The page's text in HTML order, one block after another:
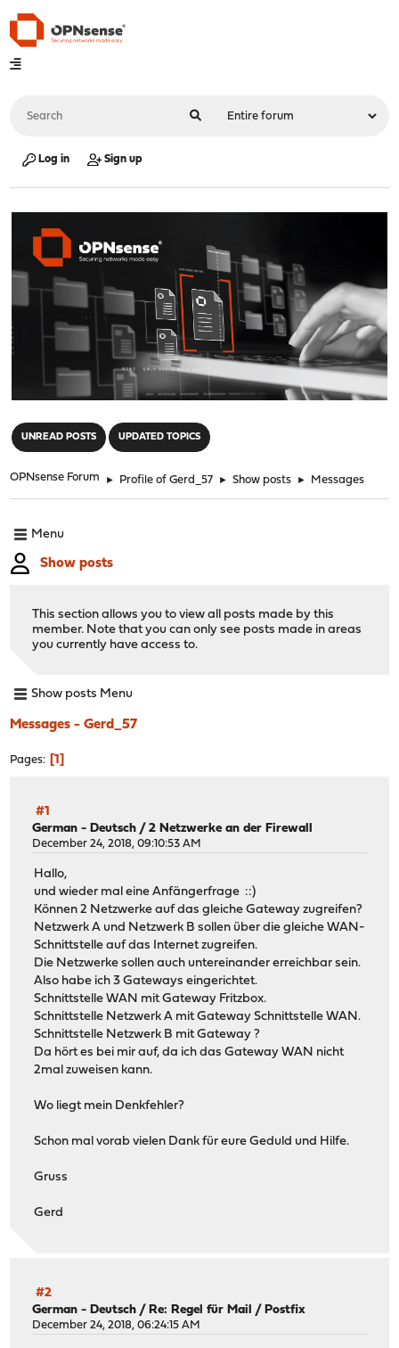
Log in Sign up
UNREAD POSTS UPDATED TOPICS
OPNsense Forum ► Profile of Gerd_57 ► Show posts ► Messages
Menu
Show posts
This section allows you to view all posts made by this
member. Note that you can only see posts made in areas
you currently have access to.
Show posts Menu
Messages - Gerd_57
Pages 1
#1
German - Deutsch /2 Netzwerke an der Firewall
December 24, 2018, 09:10:53 AM
Hallo,
und wieder mal eine Anfängerfrage ::)
Können 2 Netzwerke auf das gleiche Gateway zugreifen?
Netzwerk A und Netzwerk B sollen über die gleiche WAN-
Schnittstelle auf das Internet zugreifen.
Die Netzwerke sollen auch untereinander erreichbar sein.
Also habe ich 3 Gateways eingerichtet.
Schnittstelle WAN mit Gateway Fritzbox.
Schnittstelle Netzwerk A mit Gateway Schnittstelle WAN.
Schnittstelle Netzwerk B mit Gateway ?
Da hört es bei mir auf, da ich das Gateway WAN nicht
2mal zuweisen kann.
Wo liegt mein Denkfehler?
Schon mal vorab vielen Dank für eure Geduld und Hilfe.
Gruss
Gerd
#2
German - Deutsch /Re: Regel für Mail / Postfix
December 24, 2018, 06:24:15 AM